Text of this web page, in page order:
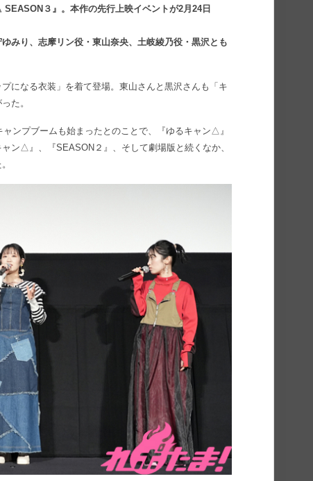
３』。本作の先行上映イベントが2月24日
みり、志摩リン役・東山奈央、土岐綾乃役・黒沢とも
になる衣装」を着て登場。東山さんと黒沢さんも「キ
た。
ンプブームも始まったとのことで、『ゆるキャン△』
ン△』、『SEASON２』、そして劇場版と続くなか、